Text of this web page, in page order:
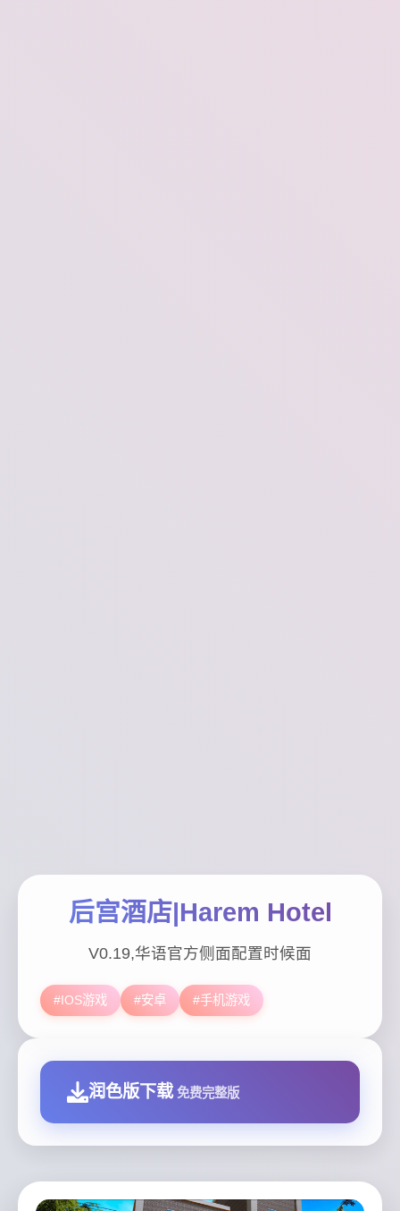
后宫酒店|Harem Hotel
V0.19,华语官方侧面配置时候面
#IOS游戏 #安卓 #手机游戏
润色版下载 免费完整版